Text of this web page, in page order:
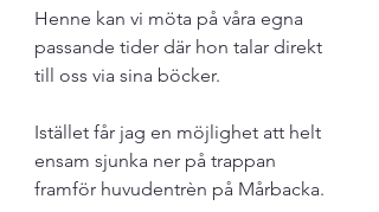
Henne kan vi möta på våra egna
passande tider där hon talar direkt
till oss via sina böcker.
Istället får jag en möjlighet att helt
ensam sjunka ner på trappan
framför huvudentrèn på Mårbacka.